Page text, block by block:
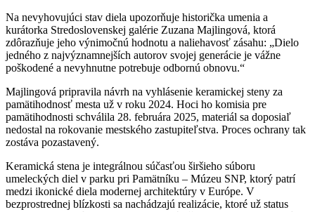
Na nevyhovujúci stav diela upozorňuje historička umenia a
kurátorka Stredoslovenskej galérie Zuzana Majlingová, ktorá
zdôrazňuje jeho výnimočnú hodnotu a naliehavosť zásahu: „Dielo
jedného z najvýznamnejších autorov svojej generácie je vážne
poškodené a nevyhnutne potrebuje odbornú obnovu.“
Majlingová pripravila návrh na vyhlásenie keramickej steny za
pamätihodnosť mesta už v roku 2024. Hoci ho komisia pre
pamätihodnosti schválila 28. februára 2025, materiál sa doposiaľ
nedostal na rokovanie mestského zastupiteľstva. Proces ochrany tak
zostáva pozastavený.
Keramická stena je integrálnou súčasťou širšieho súboru
umeleckých diel v parku pri Pamätníku – Múzeu SNP, ktorý patrí
medzi ikonické diela modernej architektúry v Európe. V
bezprostrednej blízkosti sa nachádzajú realizácie, ktoré už status